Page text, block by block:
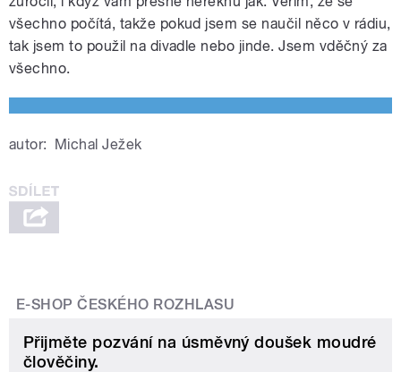
všechno počítá, takže pokud jsem se naučil něco v rádiu,
tak jsem to použil na divadle nebo jinde. Jsem vděčný za
všechno.
autor: Michal Ježek
E-SHOP ČESKÉHO ROZHLASU
Přijměte pozvání na úsměvný doušek moudré
člověčiny.